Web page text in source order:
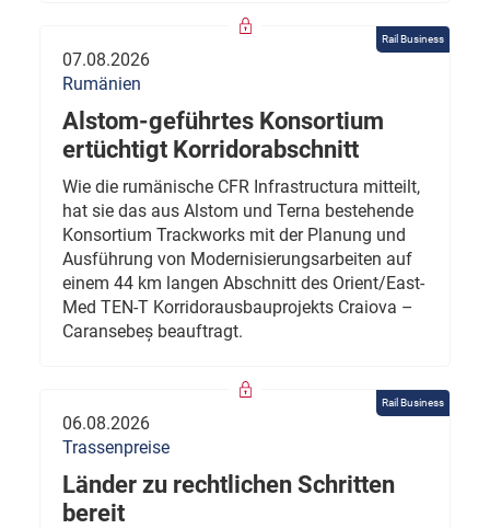
Rail Business
07.08.2026
Rumänien
Alstom-geführtes Konsortium
ertüchtigt Korridorabschnitt
Wie die rumänische CFR Infrastructura mitteilt,
hat sie das aus Alstom und Terna bestehende
Konsortium Trackworks mit der Planung und
Ausführung von Modernisierungsarbeiten auf
einem 44 km langen Abschnitt des Orient/East-
Med TEN-T Korridorausbauprojekts Craiova –
Caransebeș beauftragt.
Rail Business
06.08.2026
Trassenpreise
Länder zu rechtlichen Schritten
bereit